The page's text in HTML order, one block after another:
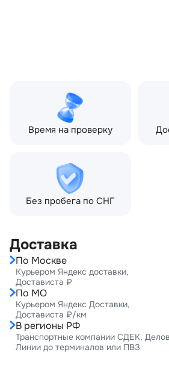
Время на проверку
Без пробега по СНГ
Доставка
По Москве
Курьером Яндекс доставки,
Достависта ₽
По МО
Курьером Яндекс Доставки,
Достависта ₽/км
В регионы РФ
Транспортные компании СДЕК,
Линии до терминалов или ПВЗ